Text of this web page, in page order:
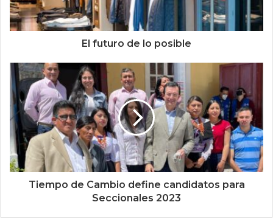
El futuro de lo posible
Tiempo de Cambio define candidatos para
Seccionales 2023